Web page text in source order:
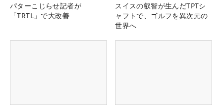
パターこじらせ記者が
「TRTL」で大改善
スイスの叡智が生んだTPTシ
ャフトで、ゴルフを異次元の
世界へ